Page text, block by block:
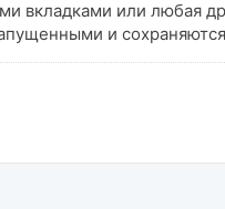
вкладками или любая
и